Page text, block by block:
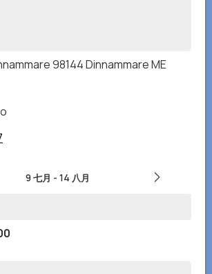
98144 Dinnammare ME
9 七月 - 14 八月